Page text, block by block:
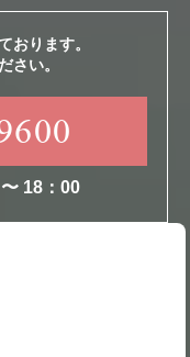
おります。
さい。
18：00